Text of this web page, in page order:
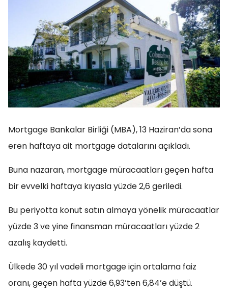
Mortgage Bankalar Birliği (MBA), 13 Haziran’da sona
eren haftaya ait mortgage datalarını açıkladı.
Buna nazaran, mortgage müracaatları geçen hafta
bir evvelki haftaya kıyasla yüzde 2,6 geriledi.
Bu periyotta konut satın almaya yönelik müracaatlar
yüzde 3 ve yine finansman müracaatları yüzde 2
azalış kaydetti.
Ülkede 30 yıl vadeli mortgage için ortalama faiz
oranı, geçen hafta yüzde 6,93’ten 6,84’e düştü.